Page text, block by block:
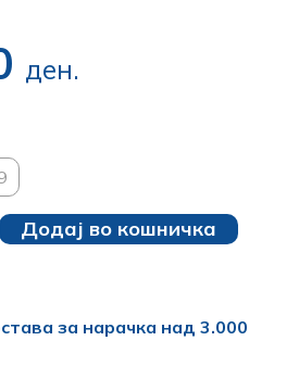
ден.
Додај во кошничка
за нарачка над 3.000